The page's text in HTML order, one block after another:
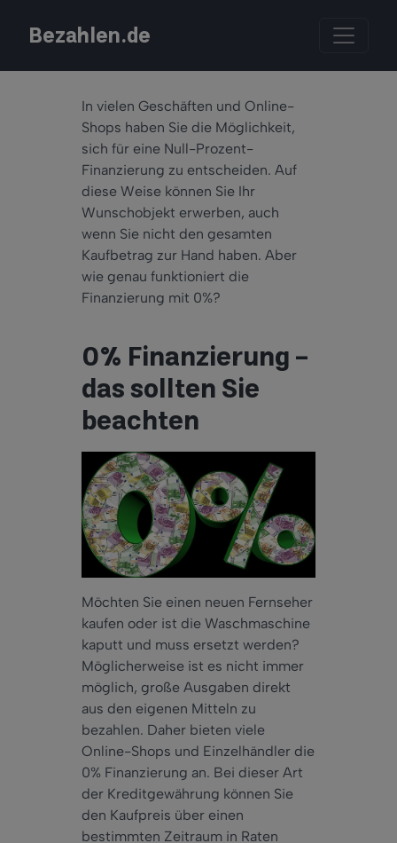
Bezahlen.de
In vielen Geschäften und Online-
Shops haben Sie die Möglichkeit,
sich für eine Null-Prozent-
Finanzierung zu entscheiden. Auf
diese Weise können Sie Ihr
Wunschobjekt erwerben, auch
wenn Sie nicht den gesamten
Kaufbetrag zur Hand haben. Aber
wie genau funktioniert die
Finanzierung mit 0%?
0% Finanzierung -
das sollten Sie
beachten
Möchten Sie einen neuen Fernseher
kaufen oder ist die Waschmaschine
kaputt und muss ersetzt werden?
Möglicherweise ist es nicht immer
möglich, große Ausgaben direkt
aus den eigenen Mitteln zu
bezahlen. Daher bieten viele
Online-Shops und Einzelhändler die
0% Finanzierung an. Bei dieser Art
der Kreditgewährung können Sie
den Kaufpreis über einen
bestimmten Zeitraum in Raten